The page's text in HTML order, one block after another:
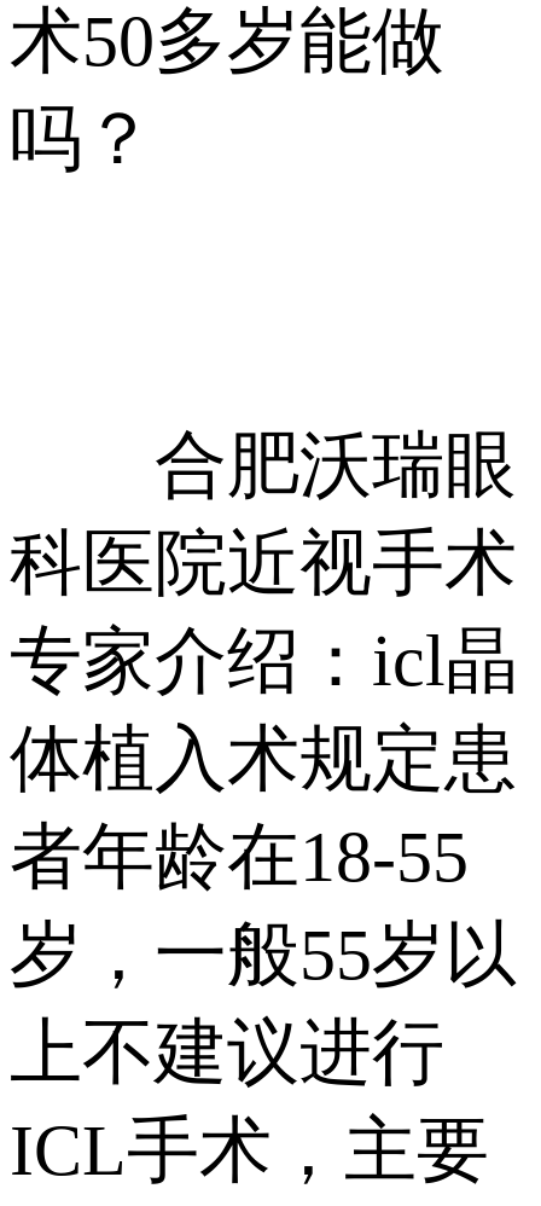
术50多岁能做
吗？
合肥沃瑞眼
科医院近视手术
专家介绍：icl晶
体植入术规定患
者年龄在18-55
岁，一般55岁以
上不建议进行
ICL手术，主要